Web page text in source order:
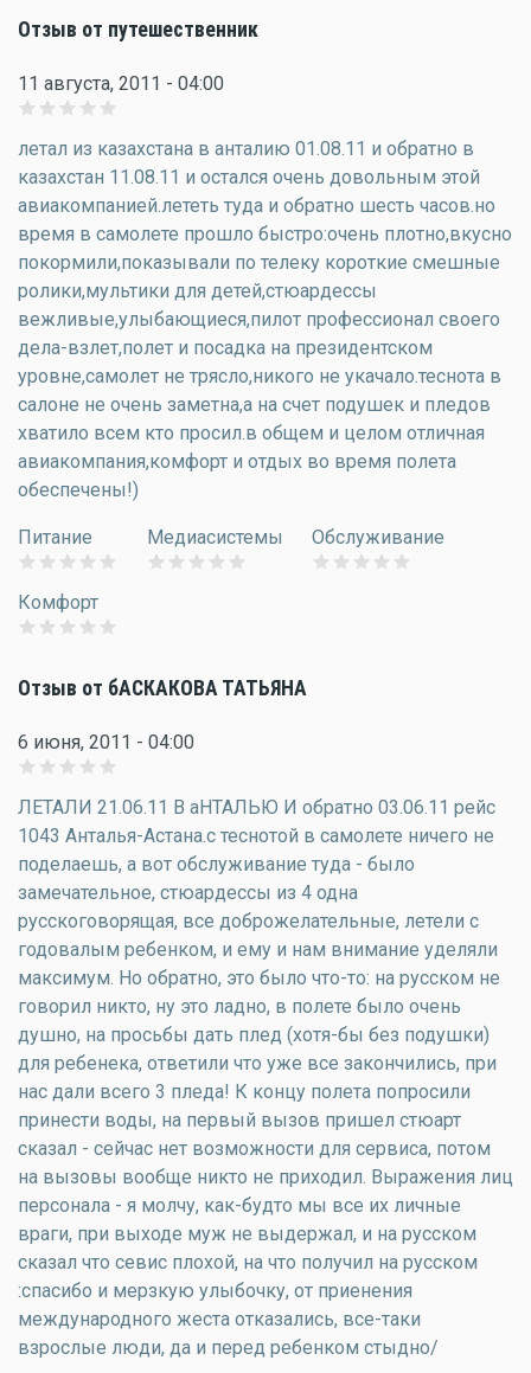
Отзыв от путешественник
11 августа, 2011 - 04:00
летал из казахстана в анталию 01.08.11 и обратно в
казахстан 11.08.11 и остался очень довольным этой
авиакомпанией.лететь туда и обратно шесть часов.но
время в самолете прошло быстро:очень плотно,вкусно
покормили,показывали по телеку короткие смешные
ролики,мультики для детей,стюардессы
вежливые,улыбающиеся,пилот профессионал своего
дела-взлет,полет и посадка на президентском
уровне,самолет не трясло,никого не укачало.теснота в
салоне не очень заметна,а на счет подушек и пледов
хватило всем кто просил.в общем и целом отличная
авиакомпания,комфорт и отдых во время полета
обеспечены!)
Питание Медиасистемы Обслуживание
Комфорт
Отзыв от бАСКАКОВА ТАТЬЯНА
6 июня, 2011 - 04:00
ЛЕТАЛИ 21.06.11 В аНТАЛЬЮ И обратно 03.06.11 рейс
1043 Анталья-Астана.с теснотой в самолете ничего не
поделаешь, а вот обслуживание туда - было
замечательное, стюардессы из 4 одна
русскоговорящая, все доброжелательные, летели с
годовалым ребенком, и ему и нам внимание уделяли
максимум. Но обратно, это было что-то: на русском не
говорил никто, ну это ладно, в полете было очень
душно, на просьбы дать плед (хотя-бы без подушки)
для ребенека, ответили что уже все закончились, при
нас дали всего 3 пледа! К концу полета попросили
принести воды, на первый вызов пришел стюарт
сказал - сейчас нет возможности для сервиса, потом
на вызовы вообще никто не приходил. Выражения лиц
персонала - я молчу, как-будто мы все их личные
враги, при выходе муж не выдержал, и на русском
сказал что севис плохой, на что получил на русском
:спасибо и мерзкую улыбочку, от приенения
международного жеста отказались, все-таки
взрослые люди, да и перед ребенком стыдно/